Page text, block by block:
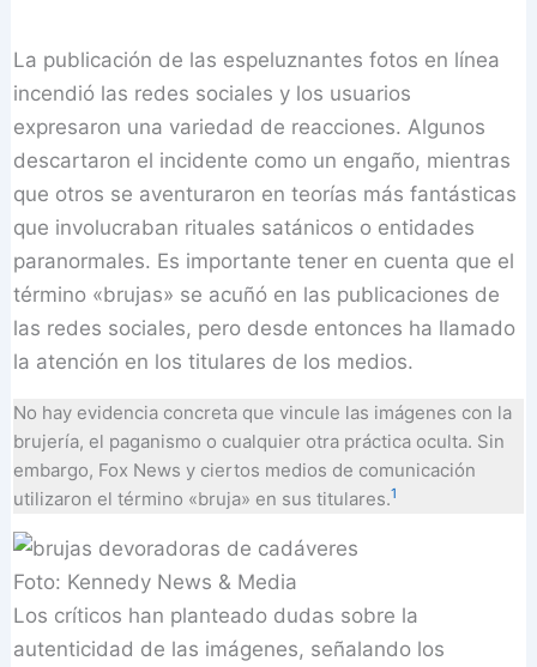
La publicación de las espeluznantes fotos en línea
incendió las redes sociales y los usuarios
expresaron una variedad de reacciones. Algunos
descartaron el incidente como un engaño, mientras
que otros se aventuraron en teorías más fantásticas
que involucraban rituales satánicos o entidades
paranormales. Es importante tener en cuenta que el
término «brujas» se acuñó en las publicaciones de
las redes sociales, pero desde entonces ha llamado
la atención en los titulares de los medios.
No hay evidencia concreta que vincule las imágenes con la
brujería, el paganismo o cualquier otra práctica oculta. Sin
embargo, Fox News y ciertos medios de comunicación
utilizaron el término «bruja» en sus titulares.1
Foto: Kennedy News & Media
Los críticos han planteado dudas sobre la
autenticidad de las imágenes, señalando los